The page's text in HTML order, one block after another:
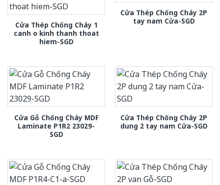
Cửa Thép Chống Cháy 1
canh o kinh thanh thoat
hiem-SGD
Cửa Thép Chống Cháy 2P
tay nam Cửa-SGD
Cửa Gỗ Chống Cháy MDF
Laminate P1R2 23029-
SGD
Cửa Thép Chống Cháy 2P
dung 2 tay nam Cửa-SGD